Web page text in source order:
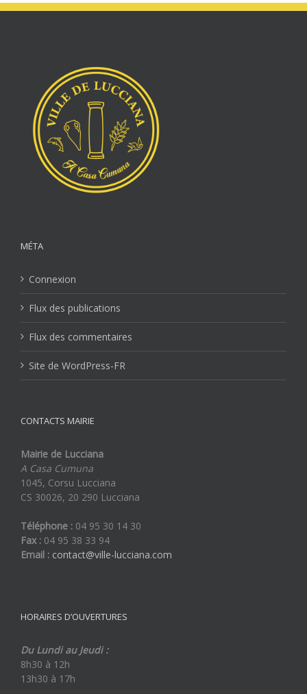
MÉTA
Connexion
Flux des publications
Flux des commentaires
Site de WordPress-FR
CONTACTS MAIRIE
Mairie de Lucciana
A Casa Cumuna
1045, Corsu Lucciana
CS 30026, 20 290 Lucciana
Téléphone : 04 95 30 14 30
Fax : 04 95 38 33 94
Email : contact@ville-lucciana.com
HORAIRES D’OUVERTURES
Du Lundi au Jeudi :
8h30 à 12h
13h30 à 17h